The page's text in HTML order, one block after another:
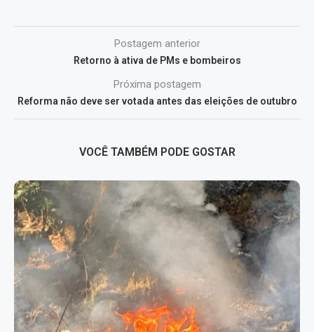
Postagem anterior
Retorno à ativa de PMs e bombeiros
Próxima postagem
Reforma não deve ser votada antes das eleições de outubro
VOCÊ TAMBÉM PODE GOSTAR